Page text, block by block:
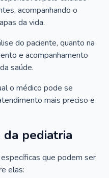
acompanhando o
da vida.
do paciente, quanto na
e acompanhamento
saúde.
o médico pode se
mais preciso e
da pediatria
que podem ser
elas: